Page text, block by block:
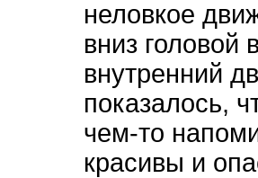
неловкое
вниз головой
внутренний
показалось,
чем-то
красивы и